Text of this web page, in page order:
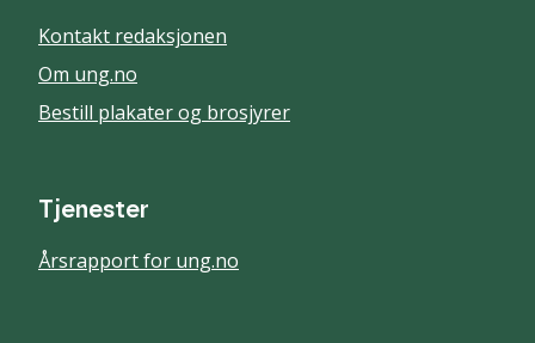
Kontakt redaksjonen
Om ung.no
Bestill plakater og brosjyrer
Tjenester
Årsrapport for ung.no